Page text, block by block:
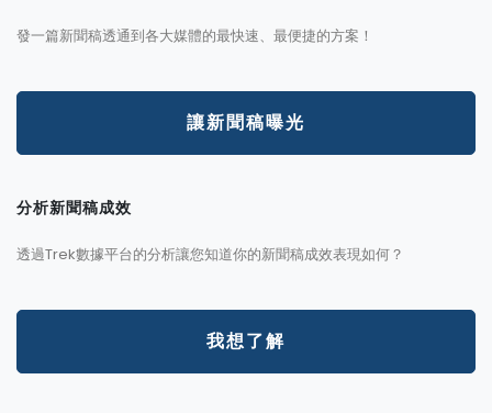
發一篇新聞稿透通到各大媒體的最快速、最便捷的方案！
讓新聞稿曝光
分析新聞稿成效
透過Trek數據平台的分析讓您知道你的新聞稿成效表現如何？
我想了解